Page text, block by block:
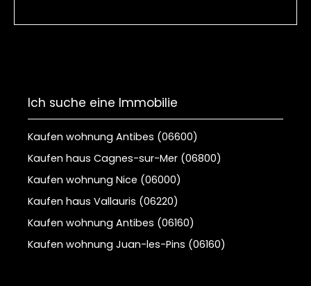
Ich suche eine Immobilie
Kaufen wohnung Antibes (06600)
Kaufen haus Cagnes-sur-Mer (06800)
Kaufen wohnung Nice (06000)
Kaufen haus Vallauris (06220)
Kaufen wohnung Antibes (06160)
Kaufen wohnung Juan-les-Pins (06160)